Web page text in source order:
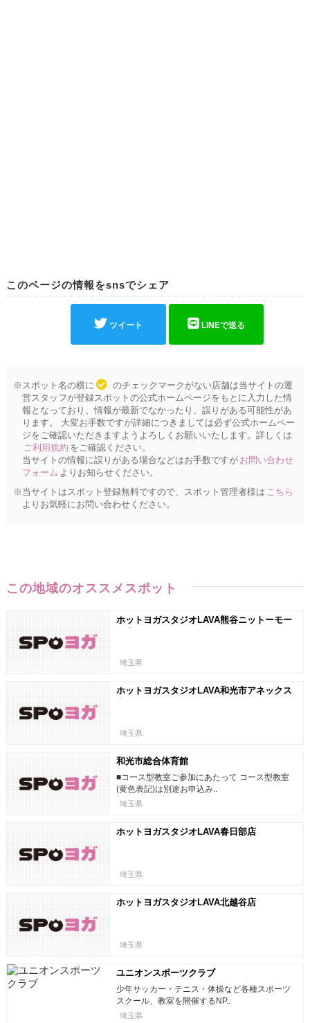
このページの情報をsnsでシェア
ツイート LINEで送る
※スポット名の横に
のチェックマークがない店舗は当サイトの運
営スタッフが登録スポットの公式ホームページをもとに入力した情
報となっており、情報が最新でなかったり、誤りがある可能性があ
ります。 大変お手数ですが詳細につきましては必ず公式ホームペー
ジをご確認いただきますようよろしくお願いいたします。詳しくは
ご利用規約 をご確認ください。
当サイトの情報に誤りがある場合などはお手数ですが お問い合わせ
フォーム よりお知らせください。
※当サイトはスポット登録無料ですので、スポット管理者様は こちら
よりお気軽にお問い合わせください。
この地域のオススメスポット
ホットヨガスタジオLAVA熊谷ニットーモー
埼玉県
ホットヨガスタジオLAVA和光市アネックス
埼玉県
和光市総合体育館
■コース型教室ご参加にあたって コース型教室
(黄色表記)は別途お申込み..
埼玉県
ホットヨガスタジオLAVA春日部店
埼玉県
ホットヨガスタジオLAVA北越谷店
埼玉県
ユニオンスポーツクラブ
少年サッカー・テニス・体操など各種スポーツ
スクール、教室を開催するNP..
埼玉県